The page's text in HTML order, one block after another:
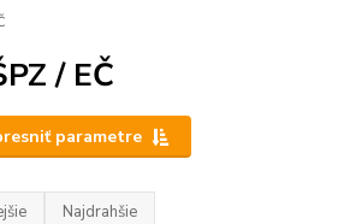
/ EČ
parametre
Najdrahšie